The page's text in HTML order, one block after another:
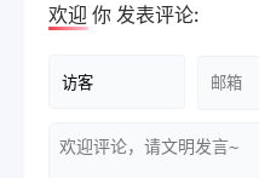
欢迎 你 发表评论: